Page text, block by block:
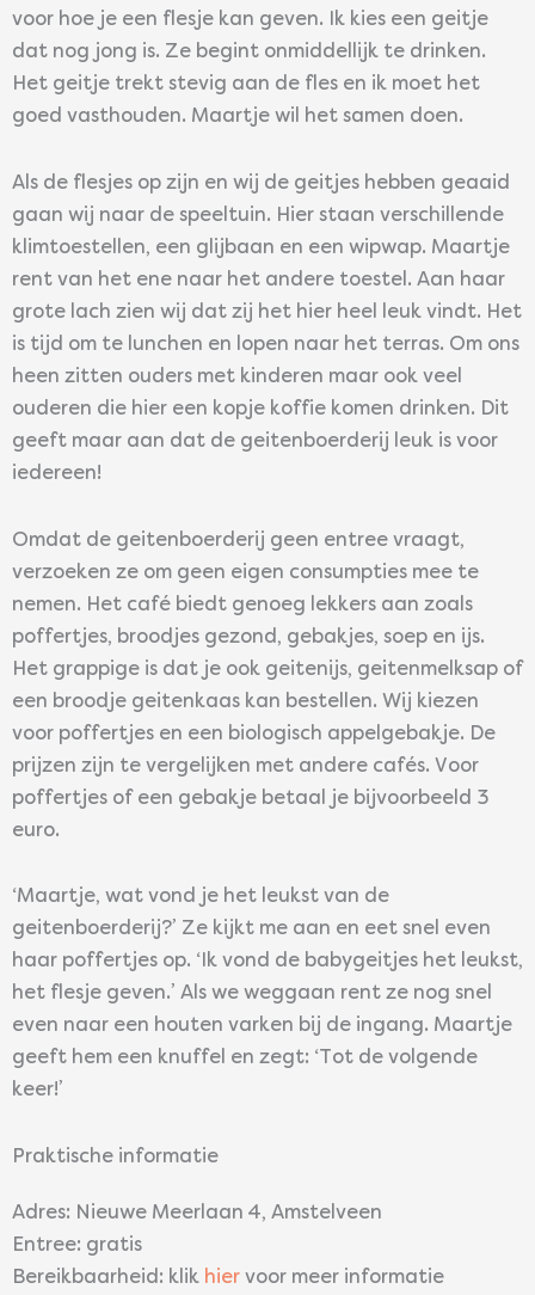
voor hoe je een flesje kan geven. Ik kies een geitje
dat nog jong is. Ze begint onmiddellijk te drinken.
Het geitje trekt stevig aan de fles en ik moet het
goed vasthouden. Maartje wil het samen doen.
Als de flesjes op zijn en wij de geitjes hebben geaaid
gaan wij naar de speeltuin. Hier staan verschillende
klimtoestellen, een glijbaan en een wipwap. Maartje
rent van het ene naar het andere toestel. Aan haar
grote lach zien wij dat zij het hier heel leuk vindt. Het
is tijd om te lunchen en lopen naar het terras. Om ons
heen zitten ouders met kinderen maar ook veel
ouderen die hier een kopje koffie komen drinken. Dit
geeft maar aan dat de geitenboerderij leuk is voor
iedereen!
Omdat de geitenboerderij geen entree vraagt,
verzoeken ze om geen eigen consumpties mee te
nemen. Het café biedt genoeg lekkers aan zoals
poffertjes, broodjes gezond, gebakjes, soep en ijs.
Het grappige is dat je ook geitenijs, geitenmelksap of
een broodje geitenkaas kan bestellen. Wij kiezen
voor poffertjes en een biologisch appelgebakje. De
prijzen zijn te vergelijken met andere cafés. Voor
poffertjes of een gebakje betaal je bijvoorbeeld 3
euro.
‘Maartje, wat vond je het leukst van de
geitenboerderij?’ Ze kijkt me aan en eet snel even
haar poffertjes op. ‘Ik vond de babygeitjes het leukst,
het flesje geven.’ Als we weggaan rent ze nog snel
even naar een houten varken bij de ingang. Maartje
geeft hem een knuffel en zegt: ‘Tot de volgende
keer!’
Praktische informatie
Adres: Nieuwe Meerlaan 4, Amstelveen
Entree: gratis
Bereikbaarheid: klik hier voor meer informatie